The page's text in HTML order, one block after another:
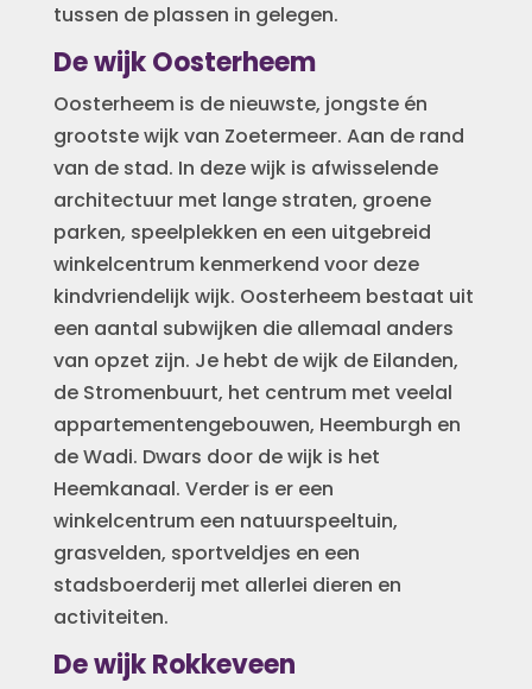
tussen de plassen in gelegen.
De wijk Oosterheem
Oosterheem is de nieuwste, jongste én
grootste wijk van Zoetermeer. Aan de rand
van de stad. In deze wijk is afwisselende
architectuur met lange straten, groene
parken, speelplekken en een uitgebreid
winkelcentrum kenmerkend voor deze
kindvriendelijk wijk. Oosterheem bestaat uit
een aantal subwijken die allemaal anders
van opzet zijn. Je hebt de wijk de Eilanden,
de Stromenbuurt, het centrum met veelal
appartementengebouwen, Heemburgh en
de Wadi. Dwars door de wijk is het
Heemkanaal. Verder is er een
winkelcentrum een natuurspeeltuin,
grasvelden, sportveldjes en een
stadsboerderij met allerlei dieren en
activiteiten.
De wijk Rokkeveen